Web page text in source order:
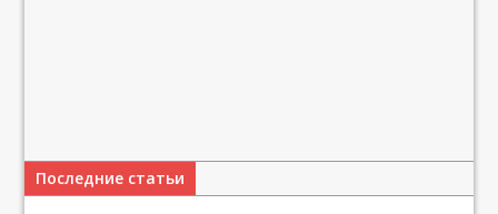
Последние статьи